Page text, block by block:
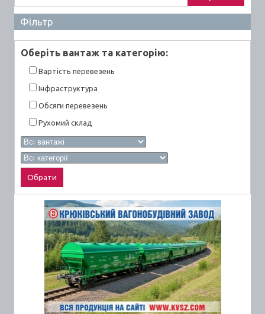
Фільтр
Оберiть вантаж та категорiю:
Вартiсть перевезень
Інфраструктура
Обсяги перевезень
Рухомий склад